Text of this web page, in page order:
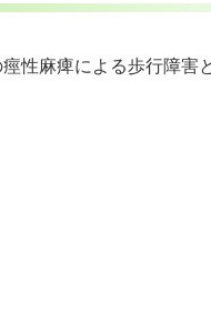
性麻痺による歩行障害